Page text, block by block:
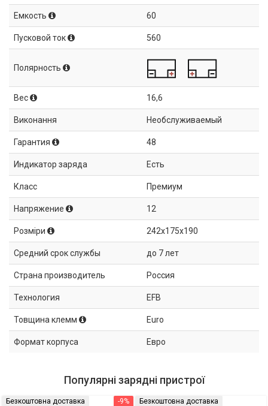
Емкость 60
Пусковой ток 560
Полярность
Вес 16,6
Виконання Необслуживаемый
Гарантия 48
Индикатор заряда Есть
Класс Премиум
Напряжение 12
Розміри 242x175x190
Средний срок службы до 7 лет
Страна производитель Россия
Технология EFB
Товщина клемм Euro
Формат корпуса Евро
Популярні зарядні пристрої
-9%
Безкоштовна доставка Безкоштовна доставка